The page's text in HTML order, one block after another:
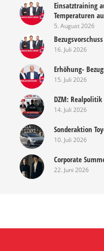
Einsatztraining
Temperaturen
5. August 2026
16. Juli 2026
Erhöhung-
15. Juli 2026
DZM:
14. Juli 2026
Sonderaktion
10. Juli 2026
Corporate
22. Juni 2026